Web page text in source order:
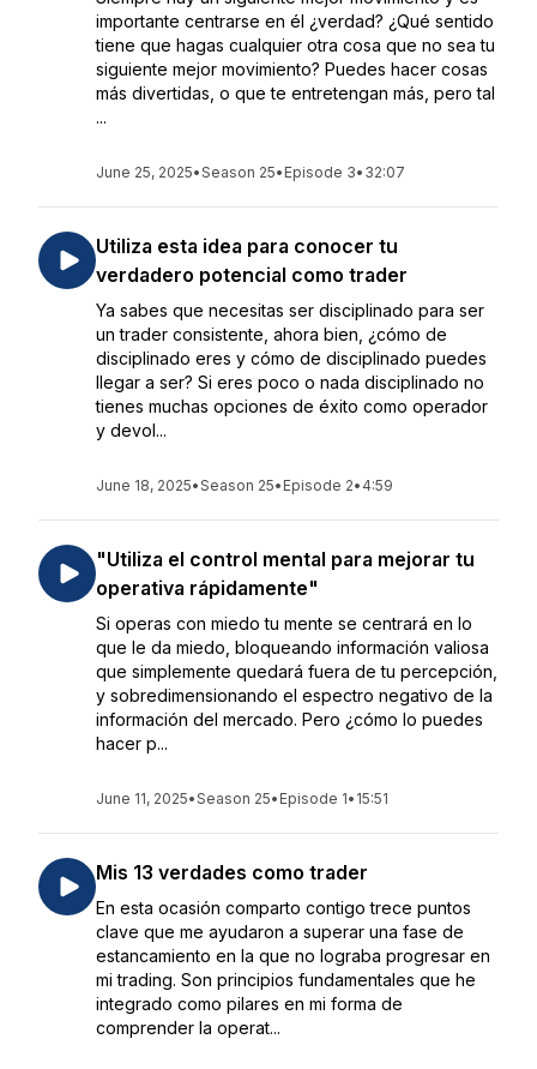
importante centrarse en él ¿verdad? ¿Qué sentido
tiene que hagas cualquier otra cosa que no sea tu
siguiente mejor movimiento? Puedes hacer cosas
más divertidas, o que te entretengan más, pero tal
...
June 25, 2025•Season 25• Episode 3• 32:07
Utiliza esta idea para conocer tu
verdadero potencial como trader
Ya sabes que necesitas ser disciplinado para ser
un trader consistente, ahora bien, ¿cómo de
disciplinado eres y cómo de disciplinado puedes
llegar a ser? Si eres poco o nada disciplinado no
tienes muchas opciones de éxito como operador
y devol...
June 18, 2025•Season 25• Episode 2• 4:59
"Utiliza el control mental para mejorar tu
operativa rápidamente"
Si operas con miedo tu mente se centrará en lo
que le da miedo, bloqueando información valiosa
que simplemente quedará fuera de tu percepción,
y sobredimensionando el espectro negativo de la
información del mercado. Pero ¿cómo lo puedes
hacer p...
June 11, 2025•Season 25• Episode 1• 15:51
Mis 13 verdades como trader
En esta ocasión comparto contigo trece puntos
clave que me ayudaron a superar una fase de
estancamiento en la que no lograba progresar en
mi trading. Son principios fundamentales que he
integrado como pilares en mi forma de
comprender la operat...